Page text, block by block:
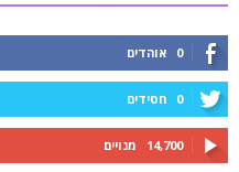
0 אוהדים
0 חסידים
14,700 מנויים